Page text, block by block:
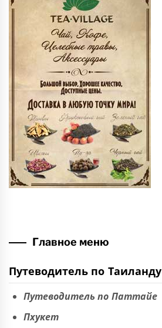
Главное меню
Путеводитель по Таиланду
Путеводитель по Паттайе
Пхукет